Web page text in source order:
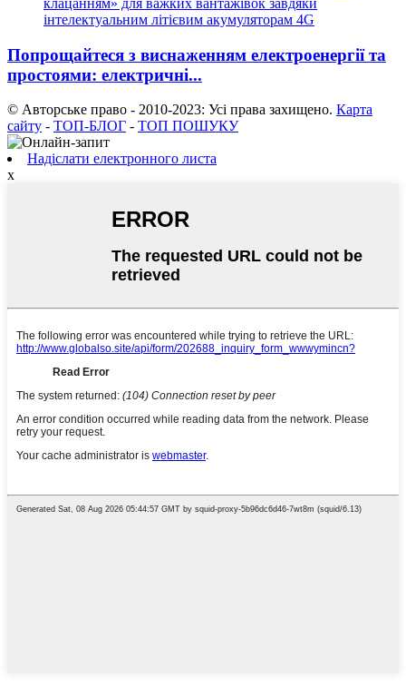
Попрощайтеся з виснаженням електроенергії та
простоями: електричні...
© Авторське право - 2010-2023: Усі права захищено. Карта
сайту - ТОП-БЛОГ - ТОП ПОШУКУ
Надіслати електронного листа
x